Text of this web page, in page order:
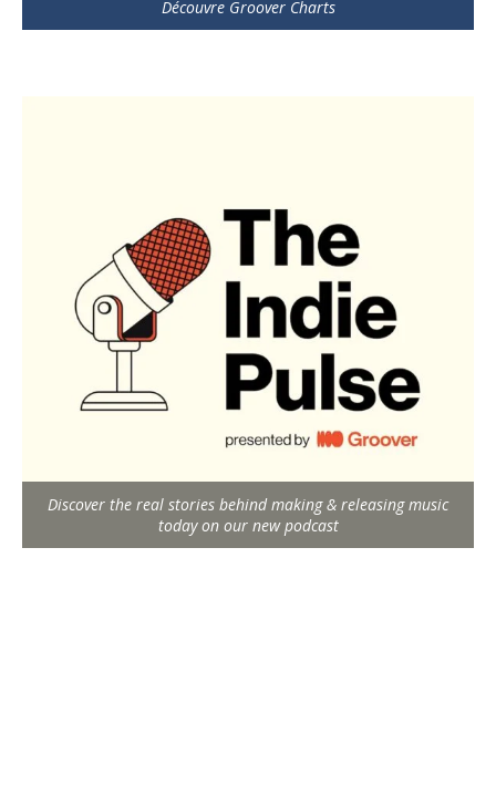
Découvre Groover Charts
Discover the real stories behind making & releasing music
today on our new podcast